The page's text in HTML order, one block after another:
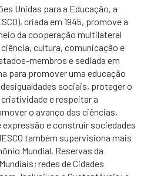
Unidas para a Educação, a
criada em 1945, promove a
da cooperação multilateral
cultura, comunicação e
membros e sediada em
para promover uma educação
sociais, proteger o
e respeitar a
o avanço das ciências,
expressão e construir sociedades
também supervisiona mais
Mundial, Reservas da
redes de Cidades